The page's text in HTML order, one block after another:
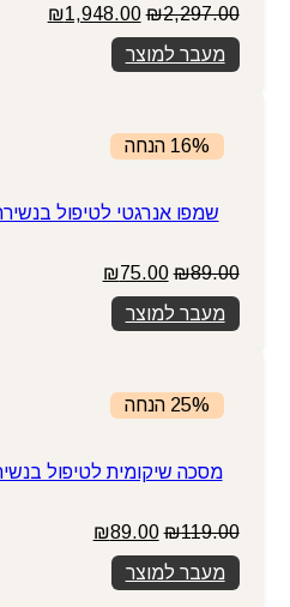
₪2,297.00
המחיר
המקורי
היה:
₪2,297.00.
₪1,948.00
מעבר למוצר
16% הנחה
שמפו אנרגטי לטיפול
₪89.00
המחיר
המקורי
היה:
₪89.00.
₪75.00
מעבר למוצר
25% הנחה
מסכה שיקומית לטיפול
₪119.00
המחיר
המקורי
היה:
₪119.00.
₪89.00
מעבר למוצר